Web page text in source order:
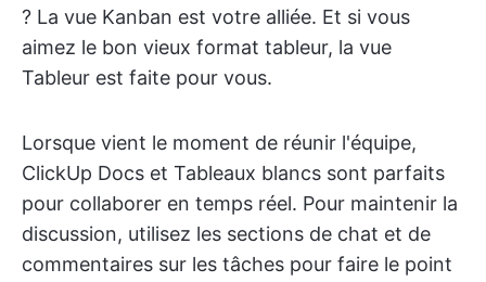
? La vue Kanban est votre alliée. Et si vous
aimez le bon vieux format tableur, la vue
Tableur est faite pour vous.
Lorsque vient le moment de réunir l'équipe,
ClickUp Docs et Tableaux blancs sont parfaits
pour collaborer en temps réel. Pour maintenir la
discussion, utilisez les sections de chat et de
commentaires sur les tâches pour faire le point